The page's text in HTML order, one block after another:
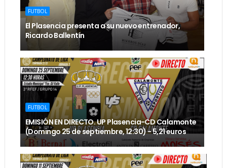
FUTBOL
El Plasencia presenta a su nuevo entrenador,
Ricardo Ballentín
FUTBOL
EMISIÓN EN DIRECTO. UP Plasencia-CD Calamonte
(Domingo 25 de septiembre, 12:30) - 5,21 euros